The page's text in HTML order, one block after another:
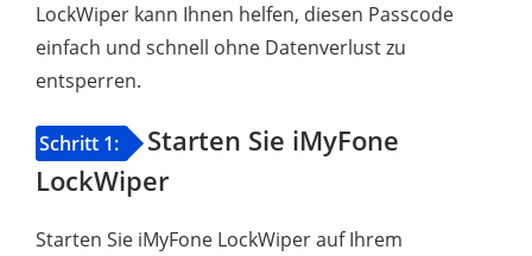
LockWiper kann Ihnen helfen, diesen Passcode
einfach und schnell ohne Datenverlust zu
entsperren.
Schritt 1:
Starten Sie iMyFone
LockWiper
Starten Sie iMyFone LockWiper auf Ihrem